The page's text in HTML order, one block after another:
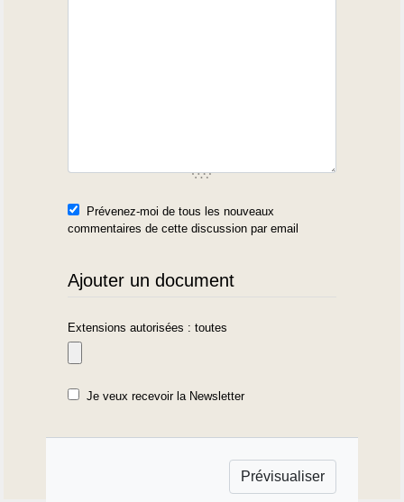
Prévenez-moi de tous les nouveaux
commentaires de cette discussion par email
Ajouter un document
Extensions autorisées : toutes
Je veux recevoir la Newsletter